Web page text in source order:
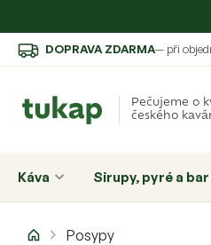
Přejít
na
DOPRAVA ZDARMA— při
Pečujeme o
českého
Káva Sirupy, pyré a bar
DomůPosypy